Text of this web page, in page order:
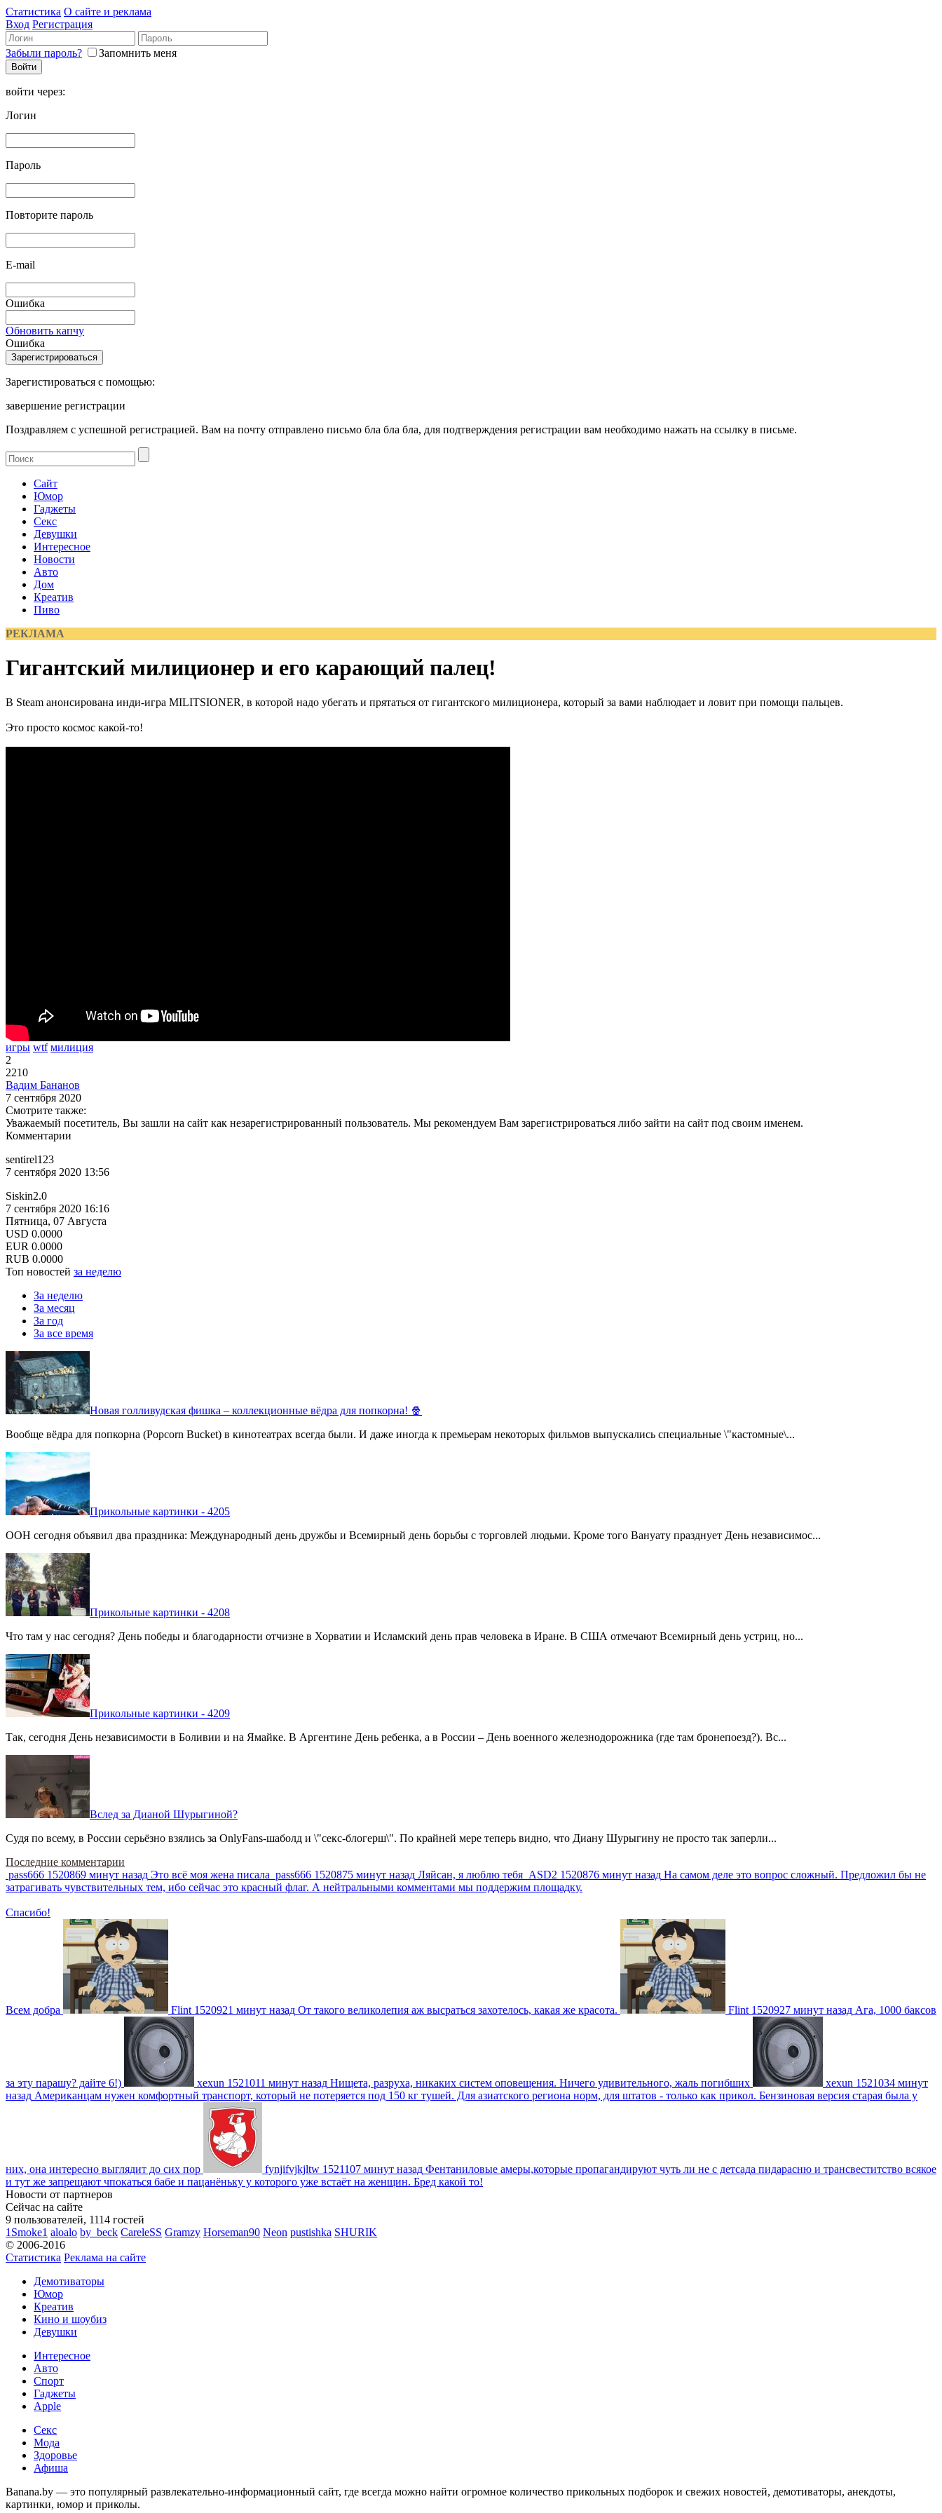
Статистика О сайте и реклама
Вход Регистрация
Забыли пароль? Запомнить меня
войти через:
Логин
Пароль
Повторите пароль
E-mail
Ошибка
Обновить капчу
Ошибка
Зарегистироваться с помощью:
завершение регистрации
Поздравляем с успешной регистрацией. Вам на почту отправлено письмо бла бла бла, для подтверждения регистрации вам необходимо нажать на ссылку в письме.
Сайт
Юмор
Гаджеты
Секс
Девушки
Интересное
Новости
Авто
Дом
Креатив
Пиво
РЕКЛАМА
Гигантский милиционер и его карающий палец!
В Steam анонсирована инди-игра MILITSIONER, в которой надо убегать и прятаться от гигантского милиционера, который за вами наблюдает и ловит при помощи пальцев.
Это просто космос какой-то!
игры wtf милиция
2
2210
Вадим Бананов
7 сентября 2020
Смотрите также:
Уважаемый посетитель, Вы зашли на сайт как незарегистрированный пользователь. Мы рекомендуем Вам зарегистрироваться либо зайти на сайт под своим именем.
Комментарии
sentirel123
7 сентября 2020 13:56
Siskin2.0
7 сентября 2020 16:16
Пятница, 07 Августа
USD 0.0000
EUR 0.0000
RUB 0.0000
Топ новостей за неделю
За неделю
За месяц
За год
За все время
Новая голливудская фишка – коллекционные вёдра для попкорна! 🍿
Вообще вёдра для попкорна (Popcorn Bucket) в кинотеатрах всегда были. И даже иногда к премьерам некоторых фильмов выпускались специальные \"кастомные\...
Прикольные картинки - 4205
ООН сегодня объявил два праздника: Международный день дружбы и Всемирный день борьбы с торговлей людьми. Кроме того Вануату празднует День независимос...
Прикольные картинки - 4208
Что там у нас сегодня? День победы и благодарности отчизне в Хорватии и Исламский день прав человека в Иране. В США отмечают Всемирный день устриц, но...
Прикольные картинки - 4209
Так, сегодня День независимости в Боливии и на Ямайке. В Аргентине День ребенка, а в России – День военного железнодорожника (где там бронепоезд?). Вс...
Вслед за Дианой Шурыгиной?
Судя по всему, в России серьёзно взялись за OnlyFans-шаболд и \"секс-блогерш\". По крайней мере теперь видно, что Диану Шурыгину не просто так заперли...
Последние комментарии
pass666 1520869 минут назад Это всё моя жена писала pass666 1520875 минут назад Ляйсан, я люблю тебя ASD2 1520876 минут назад На самом деле это вопрос сложный. Предложил бы не
затрагивать чувствительных тем, ибо сейчас это красный флаг. А нейтральными комментами мы поддержим площадку.
Спасибо!
Всем добра Flint 1520921 минут назад От такого великолепия аж высраться захотелось, какая же красота. Flint 1520927 минут назад Ага, 1000 баксов
за эту парашу? дайте 6!) xexun 1521011 минут назад Нищета, разруха, никаких систем оповещения. Ничего удивительного, жаль погибших xexun 1521034 минут
назад Американцам нужен комфортный транспорт, который не потеряется под 150 кг тушей. Для азиатского региона норм, для штатов - только как прикол. Бензиновая версия старая была у
них, она интересно выглядит до сих пор fynjifvjkjltw 1521107 минут назад Фентаниловые амеры,которые пропагандируют чуть ли не с детсада пидарасню и трансвеститство всякое
и тут же запрещают чпокаться бабе и пацанёньку у которого уже встаёт на женщин. Бред какой то!
Новости от партнеров
Сейчас на сайте
9 пользователей, 1114 гостей
1Smoke1 aloalo by_beck CareleSS Gramzy Horseman90 Neon pustishka SHURIK
© 2006-2016
Статистика Реклама на сайте
Демотиваторы
Юмор
Креатив
Кино и шоубиз
Девушки
Интересное
Авто
Спорт
Гаджеты
Apple
Секс
Мода
Здоровье
Афиша
Banana.by — это популярный развлекательно-информационный сайт, где всегда можно найти огромное количество прикольных подборок и свежих новостей, демотиваторы, анекдоты,
картинки, юмор и приколы.